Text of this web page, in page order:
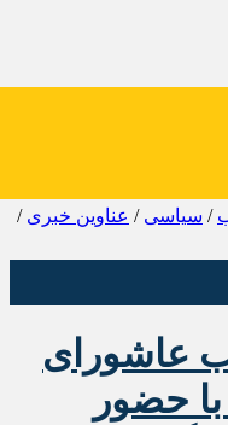
/ سیاسی / عناوین خبری /
عاشورای
حضور